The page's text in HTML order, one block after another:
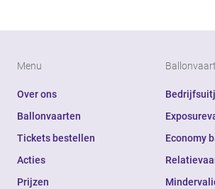
Menu
Over ons
Ballonvaarten
Tickets bestellen
Acties
Prijzen
Economy